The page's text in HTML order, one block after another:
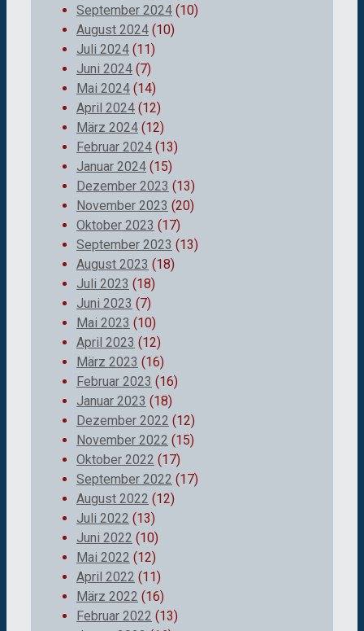
September 2024 (10)
August 2024 (10)
Juli 2024 (11)
Juni 2024 (7)
Mai 2024 (14)
April 2024 (12)
März 2024 (12)
Februar 2024 (13)
Januar 2024 (15)
Dezember 2023 (13)
November 2023 (20)
Oktober 2023 (17)
September 2023 (13)
August 2023 (18)
Juli 2023 (18)
Juni 2023 (7)
Mai 2023 (10)
April 2023 (12)
März 2023 (16)
Februar 2023 (16)
Januar 2023 (18)
Dezember 2022 (12)
November 2022 (15)
Oktober 2022 (17)
September 2022 (17)
August 2022 (12)
Juli 2022 (13)
Juni 2022 (10)
Mai 2022 (12)
April 2022 (11)
März 2022 (16)
Februar 2022 (13)